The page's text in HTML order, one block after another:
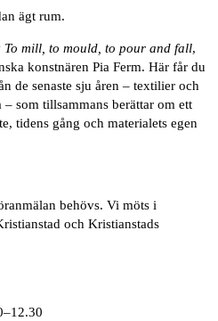
ägt rum.
To mill, to mould, to pour and fall,
konstnären Pia Ferm. Här får du
de senaste sju åren – textilier och
som tillsammans berättar om ett
tidens gång och materialets egen
behövs. Vi möts i
och Kristianstads